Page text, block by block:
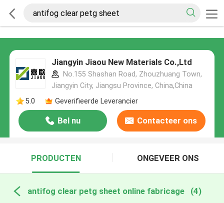
Jiangyin Jiaou New Materials Co.,Ltd
No.155 Shashan Road, Zhouzhuang Town,
Jiangyin City, Jiangsu Province, China,China
5.0
Geverifieerde Leverancier
Bel nu Contacteer ons
PRODUCTEN ONGEVEER ONS
antifog clear petg sheet online fabricage (4)